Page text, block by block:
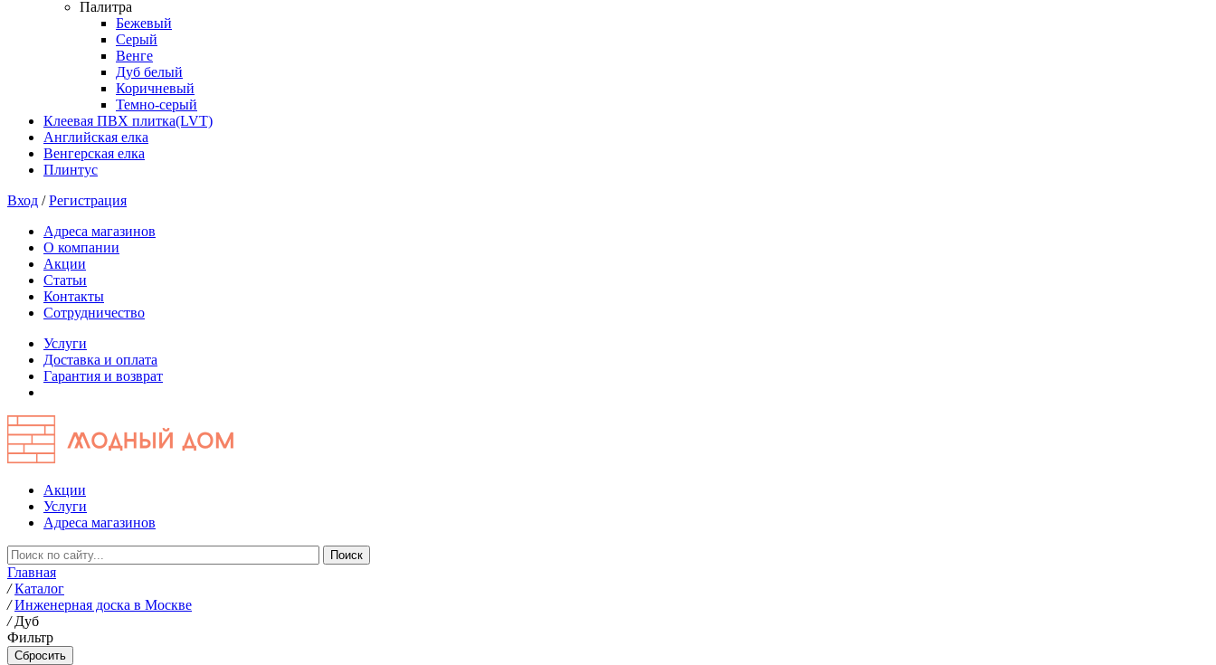
Палитра
Бежевый
Серый
Венге
Дуб белый
Коричневый
Темно-серый
Клеевая ПВХ плитка(LVT)
Английская елка
Венгерская елка
Плинтус
Вход /Регистрация
Адреса магазинов
О компании
Акции
Статьи
Контакты
Сотрудничество
Услуги
Доставка и оплата
Гарантия и возврат
Акции
Услуги
Адреса магазинов
Главная
/ Каталог
/ Инженерная доска в Москве
/ Дуб
Фильтр